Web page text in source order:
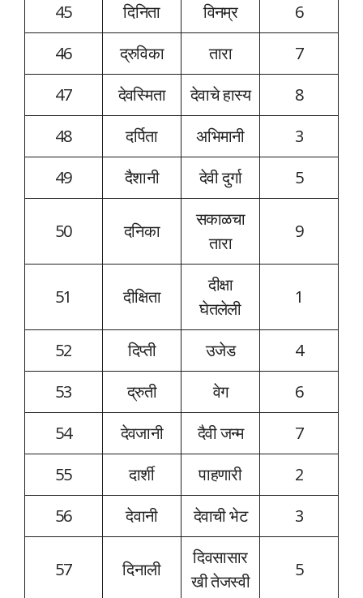
45
दिनिता विनम्र
6
46
द्रुविका तारा
7
47
देवस्मिता देवाचे हास्य
8
48
दर्पिता अभिमानी
3
49
दैशानी देवी दुर्गा 5
50 दनिका
सकाळचा
तारा
9
51 दीक्षिता
दीक्षा
घेतलेली
1
52 दिप्ती उजेड
4
53
द्रुती वेग
6
54
देवजानी दैवी जन्म
7
55
दार्शी पाहणारी
2
56
देवानी देवाची भेट 3
57 दिनाली
दिवसासार
खी तेजस्वी
5